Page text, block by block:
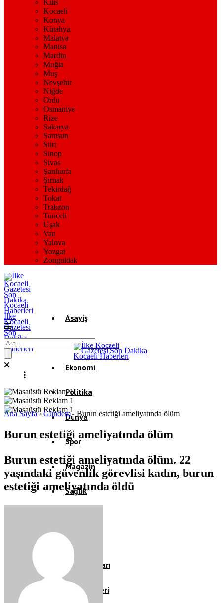
Kilis
Kocaeli
Konya
Kütahya
Malatya
Manisa
Mardin
Muğla
Muş
Nevşehir
Niğde
Ordu
Osmaniye
Rize
Sakarya
Samsun
Siirt
Sinop
Sivas
Şanlıurfa
Şırnak
Tekirdağ
Tokat
Trabzon
Tunceli
Uşak
Van
Yalova
Yozgat
Zonguldak
İlke
Kocaeli
Gazetesi
Son
Dakika
Kocaeli
Haberleri
Asayiş
Gündem
Ekonomi
Politika
Dünya
Spor
Magazin
Sağlık
Teknoloji
Köşe Yazıları
Video Galeri
Ana Sayfa› Gündem› Burun estetiği ameliyatında ölüm
Burun estetiği ameliyatında ölüm
Burun estetiği ameliyatında ölüm. 22
yaşındaki güvenlik görevlisi kadın, burun
estetiği ameliyatında öldü